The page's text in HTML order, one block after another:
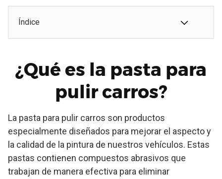
Índice
¿Qué es la pasta para
pulir carros?
La pasta para pulir carros son productos
especialmente diseñados para mejorar el aspecto y
la calidad de la pintura de nuestros vehículos. Estas
pastas contienen compuestos abrasivos que
trabajan de manera efectiva para eliminar